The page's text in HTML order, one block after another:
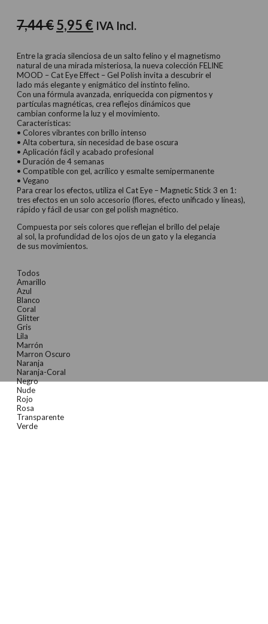
7,44€El
original
era:
7,44 €.
5,95 € El
actual
es:
5,95 €.
IVA Incl.
Entre la gracia silenciosa de un salto felino y el magnetismo
natural de una mirada misteriosa, la nueva colección FELINE
MOOD – Cat Eye Effect – Gel Polish invita a descubrir el
lado más elegante y enigmático del instinto felino.
Con una fórmula avanzada, enriquecida con pigmentos y
partículas magnéticas, crea reflejos dinámicos que
cambian conforme la luz y el movimiento.
Características:
• Colores vibrantes con brillo intenso
• Alta cobertura, sin necesidad de base oscura
• Aplicación fácil y acabado profesional
• Duración de 4 semanas
• Compatible con gel, acrílico y esmalte semipermanente
• Vegano
Para crear los efectos, utiliza el Cat Eye – Magnetic Stick 3 en 1:
tres efectos en un solo accesorio (flores, efecto unificado y líneas),
rápido y fácil de usar con gel polish magnético.
Compuesta por seis colores que reflejan el brillo del pelaje
al sol, la profundidad de los ojos de un gato y la elegancia
de sus movimientos.
Todos
Amarillo
Azul
Blanco
Coral
Glitter
Gris
Lila
Marrón
Marron Oscuro
Naranja
Naranja-Coral
Negro
Nude
Rojo
Rosa
Transparente
Verde